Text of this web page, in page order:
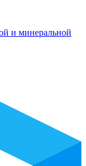
и минеральной